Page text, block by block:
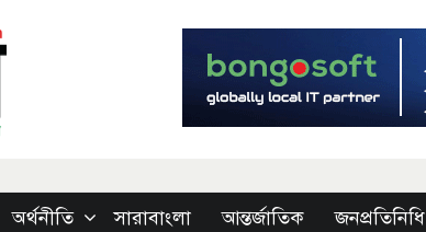
অর্থনীতি সারাবাংলা আন্তর্জাতিক জনপ্রতিনিধি